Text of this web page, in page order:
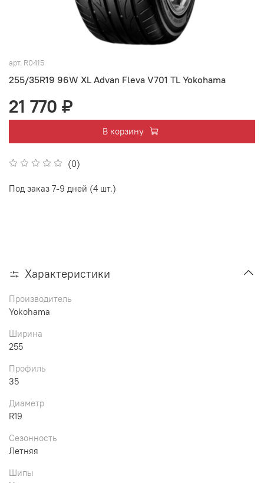
арт. R0415
255/35R19 96W XL Advan Fleva V701 TL Yokohama
(0)
21 770 ₽
В корзину
Под заказ 7-9 дней (4 шт.)
Характеристики
Производитель
Yokohama
Ширина
255
Профиль
35
Диаметр
R19
Сезонность
Летняя
Шипы